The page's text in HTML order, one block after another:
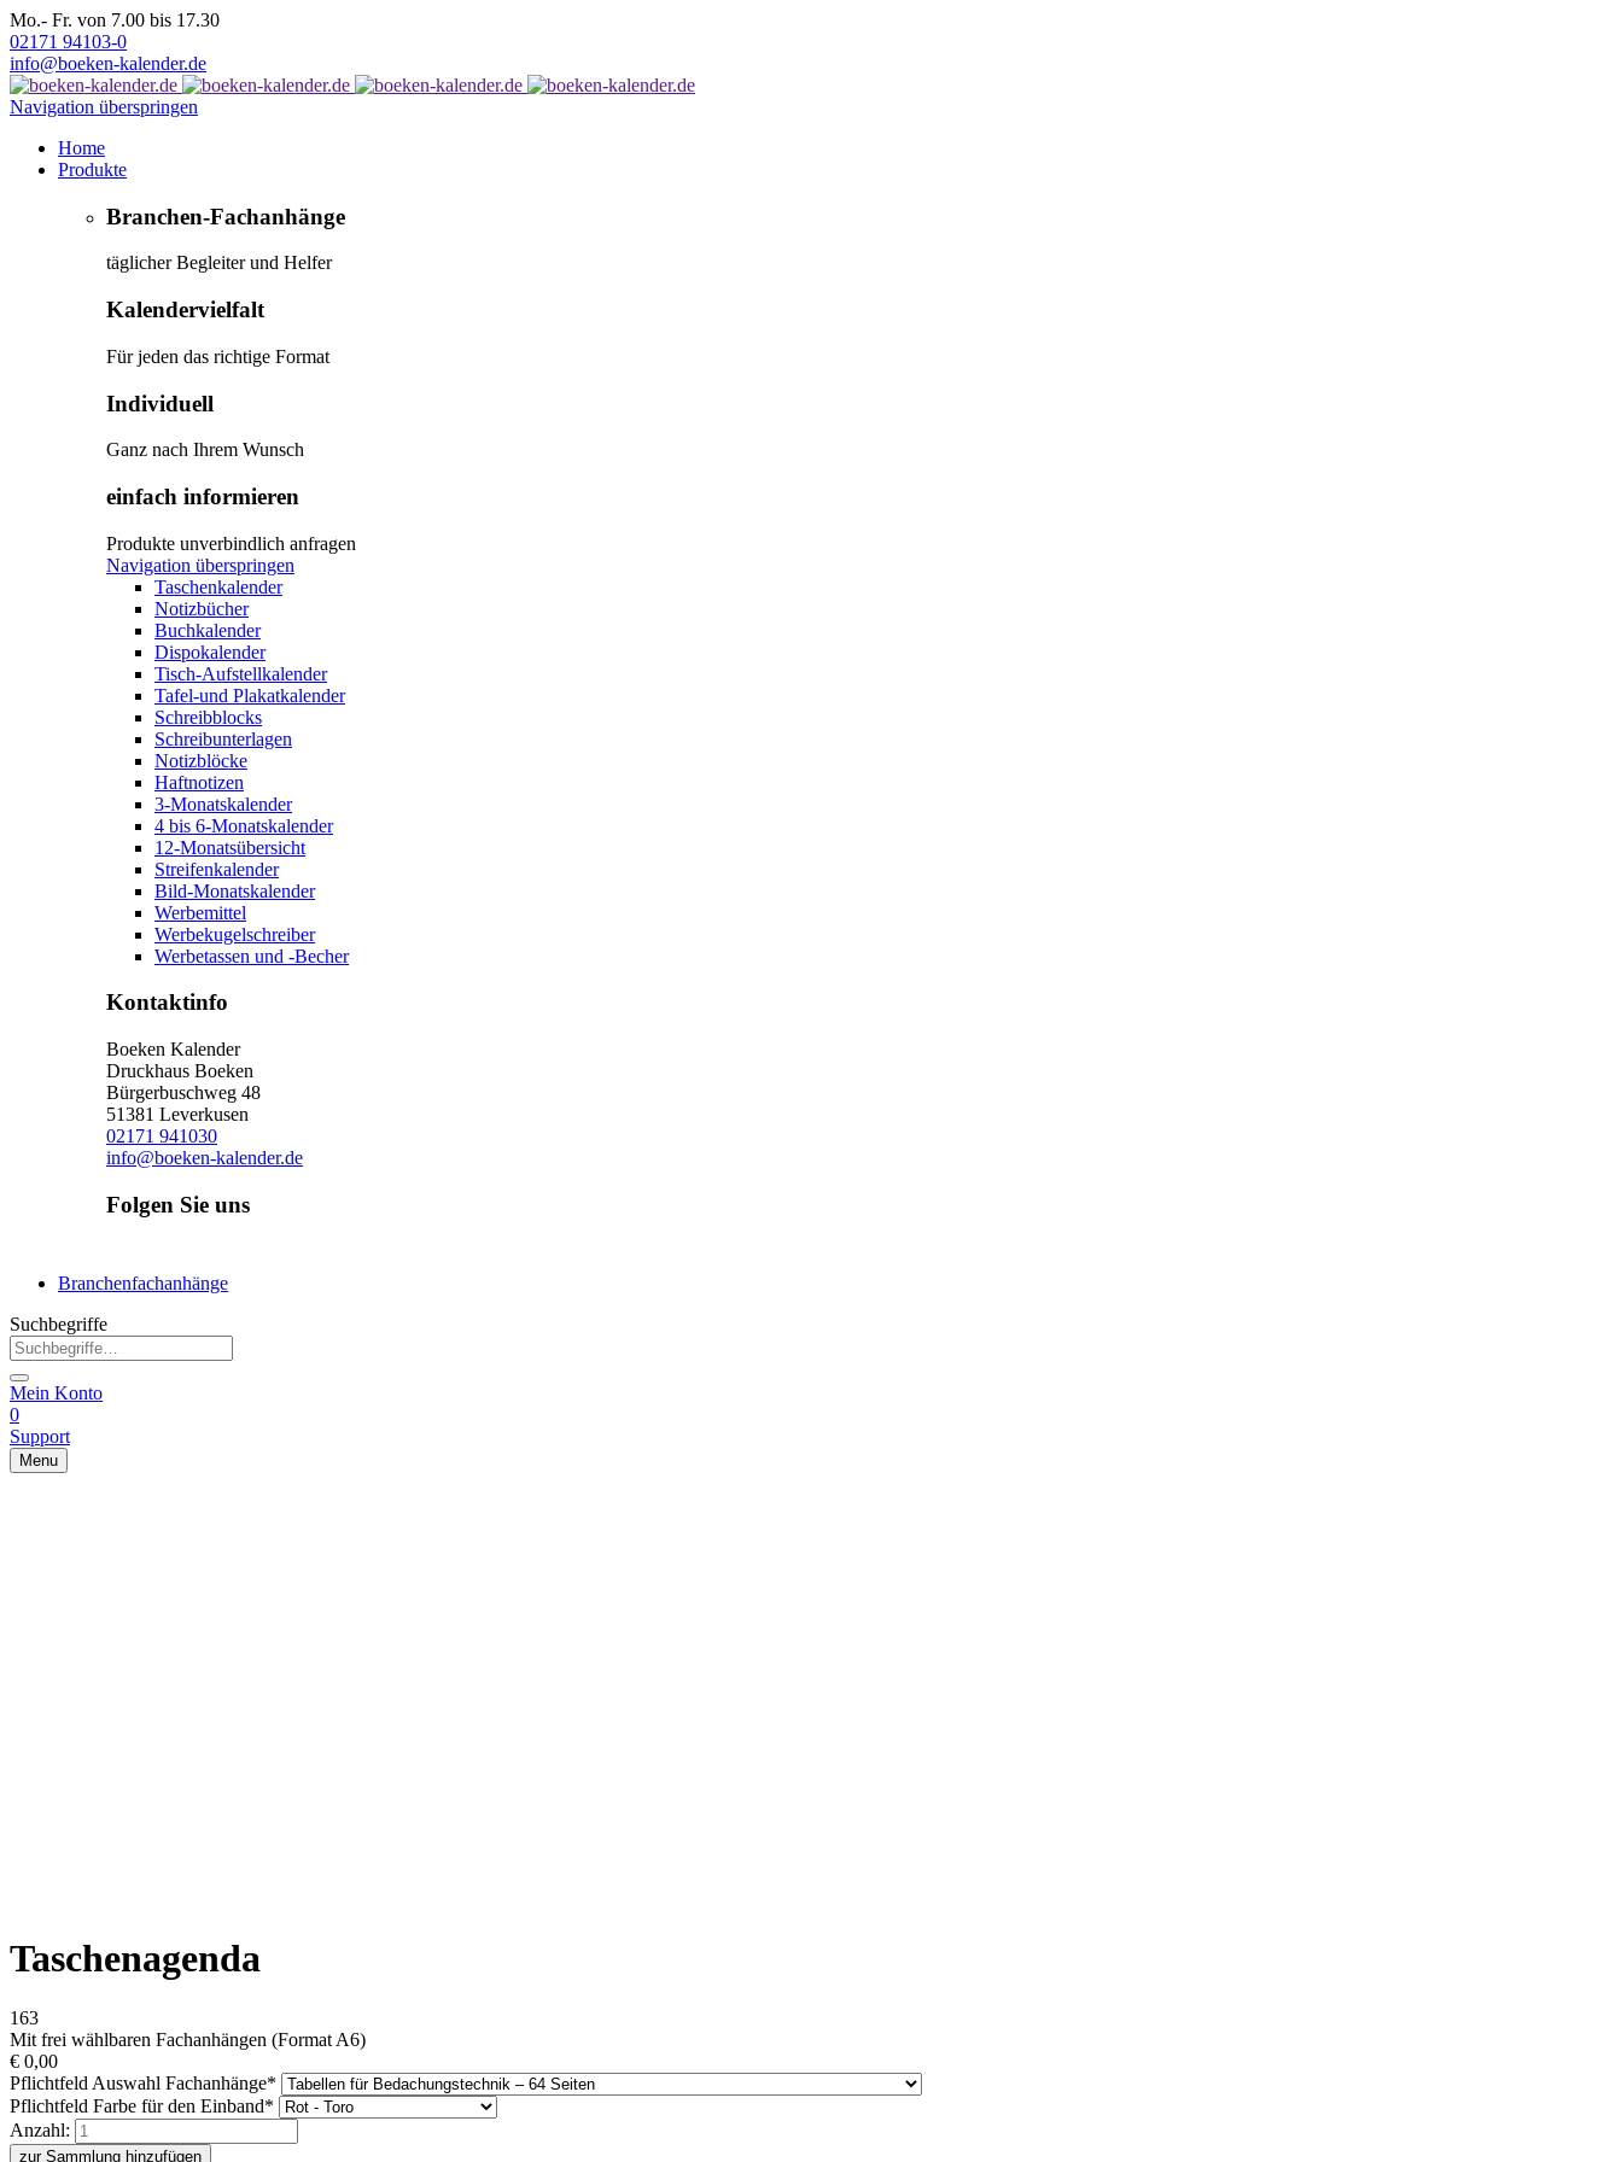
Mo.- Fr. von 7.00 bis 17.30
02171 94103-0
info@boeken-kalender.de
Navigation überspringen
Home
Produkte
Branchen-Fachanhänge
täglicher Begleiter und Helfer
Kalendervielfalt
Für jeden das richtige Format
Individuell
Ganz nach Ihrem Wunsch
einfach informieren
Produkte unverbindlich anfragen
Navigation überspringen
Taschenkalender
Notizbücher
Buchkalender
Dispokalender
Tisch-Aufstellkalender
Tafel-und Plakatkalender
Schreibblocks
Schreibunterlagen
Notizblöcke
Haftnotizen
3-Monatskalender
4 bis 6-Monatskalender
12-Monatsübersicht
Streifenkalender
Bild-Monatskalender
Werbemittel
Werbekugelschreiber
Werbetassen und -Becher
Kontaktinfo
Boeken Kalender
Druckhaus Boeken
Bürgerbuschweg 48
51381 Leverkusen
02171 941030
info@boeken-kalender.de
Folgen Sie uns
Branchenfachanhänge
Suchbegriffe
Mein Konto
0
Support
Menu
Taschenagenda
163
Mit frei wählbaren Fachanhängen (Format A6)
€ 0,00
Pflichtfeld Auswahl Fachanhänge*
Pflichtfeld Farbe für den Einband*
Anzahl:
zur Sammlung hinzufügen